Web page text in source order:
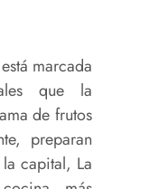
marcada
que la
de frutos
preparan
capital, La